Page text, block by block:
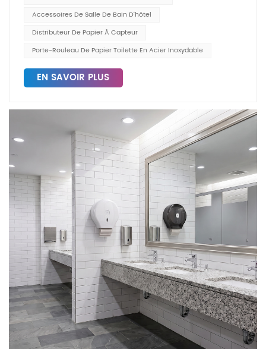
automatiques : comment choisir le distributeur de
papier commercial adapté aux toilettes
publiques ? La gestion de toilettes publiques à forte
fréquentation implique de trouver un équilibre entre
hygiène, économies, durabilité et confort des
utilisateurs. Le choix d'un distributeur de papier
rénovation ou de la modernisation de sanitaires.
Deux options principales dominent le marché : les
distributeurs mécaniques manuels et les
distributeurs automatiques à capteur. Chacune
répond à des besoins spécifiques. 1. Distributeur
mécanique manuel : Fiable et nécessitant peu
d’entretien pour les lieux à forte utilisationNotre
distributeur de papier toilette double en acier
inoxydable est un distributeur mécanique manuel
classique. Fabriqué en acier inoxydable brossé, ce
distributeur mural pour toilettes peut contenir deux
rouleaux de papier toilette de grande taille
simultanément.Principaux avantagesAucune
alimentation électrique requise : ni électricité ni piles
ne sont nécessaires. Fonctionne de manière fiable
en permanence, idéal pour les endroits où
l’alimentation électrique est instable.Boîtier robuste
Accessoires De Salle De Bain D'hôtel
Distributeur De Papier À Capteur
Porte-Rouleau De Papier Toilette En Acier Inoxydable
EN SAVOIR PLUS